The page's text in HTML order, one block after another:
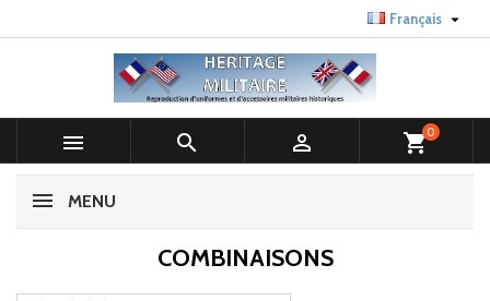
Français 
   shopping_cart0
MENU
COMBINAISONS